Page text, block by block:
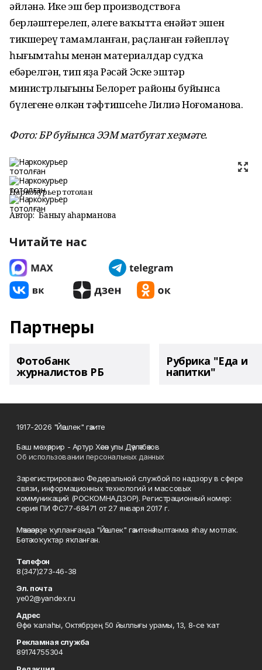
әйләнә. Ике эш бер производствоға
берләштерелеп, әлеге ваҡытта енәйәт эшен
тикшереү тамамланған, раҫланған ғәйепләү
һығымтаһы менән материалдар судҡа
ебәрелгән, тип яҙа Рәсәй Эске эштәр
министрлығының Белорет районы буйынса
бүлегенең өлкән тәфтишсеһе Лилиә Ноғоманова.
Фото: БР буйынса ЭЭМ матбуғат хеҙмәте.
Наркокурьер тотолған
Автор: Баныу Ҡаһарманова
Читайте нас
Партнеры
Фотобанк
журналистов РБ
Рубрика "Еда и
напитки"
1917-2026 "Йәшлек" гәзите
Баш мөхәррир - Артур Хәсән улы Дәүләтбәков
Об использовании персональных данных
Зарегистрировано Федеральной службой по надзору в сфере
связи, информационных технологий и массовых
коммуникаций (РОСКОМНАДЗОР). Регистрационный номер:
серия ПИ ФС77-68471 от 27 января 2017 г.
Мәҡәләләрҙе ҡулланғанда "Йәшлек" гәзитенә һылтанма яһау мотлаҡ.
Бөтә хоҡуҡтар яҡланған.
Телефон
8(347)273-46-38
Эл. почта
ye02@yandex.ru
Адрес
Өфө ҡалаһы, Октябрҙең 50 йыллығы урамы, 13, 8-се ҡат
Рекламная служба
89174755304